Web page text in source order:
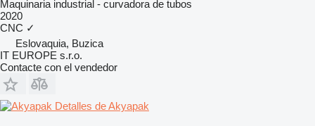
Maquinaria industrial - curvadora de tubos
2020
CNC ✓
Eslovaquia, Buzica
IT EUROPE s.r.o.
Contacte con el vendedor
Detalles de Akyapak